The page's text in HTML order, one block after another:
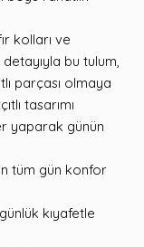
kolları ve
bu tulum,
parçası olmaya
tasarımı
yaparak günün
tüm gün konfor
kıyafetle